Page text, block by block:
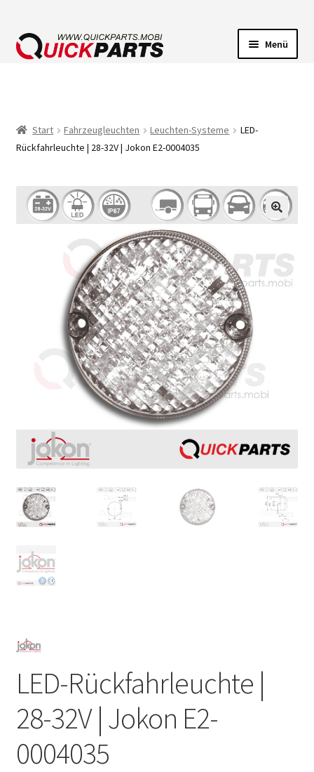
Menü
FÖRDERPUMPEN
HUPEN
Start Fahrzeugleuchten Leuchten-Systeme
LED-
Rückfahrleuchte | 28-32V | Jokon E2-0004035
LED-Rückfahrleuchte |
28-32V | Jokon E2-
0004035